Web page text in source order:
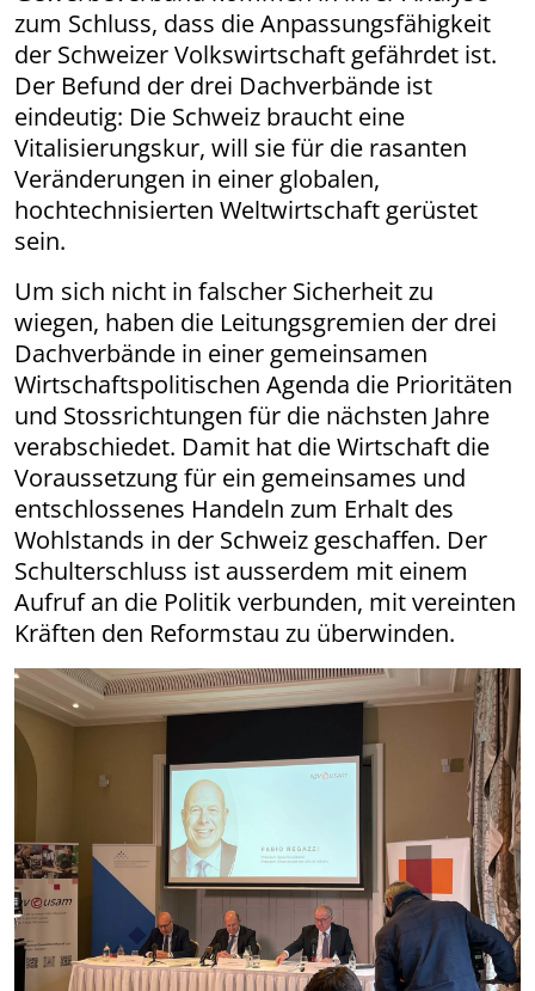
zum Schluss, dass die Anpassungsfähigkeit
der Schweizer Volkswirtschaft gefährdet ist.
Der Befund der drei Dachverbände ist
eindeutig: Die Schweiz braucht eine
Vitalisierungskur, will sie für die rasanten
Veränderungen in einer globalen,
hochtechnisierten Weltwirtschaft gerüstet
sein.
Um sich nicht in falscher Sicherheit zu
wiegen, haben die Leitungsgremien der drei
Dachverbände in einer gemeinsamen
Wirtschaftspolitischen Agenda die Prioritäten
und Stossrichtungen für die nächsten Jahre
verabschiedet. Damit hat die Wirtschaft die
Voraussetzung für ein gemeinsames und
entschlossenes Handeln zum Erhalt des
Wohlstands in der Schweiz geschaffen. Der
Schulterschluss ist ausserdem mit einem
Aufruf an die Politik verbunden, mit vereinten
Kräften den Reformstau zu überwinden.